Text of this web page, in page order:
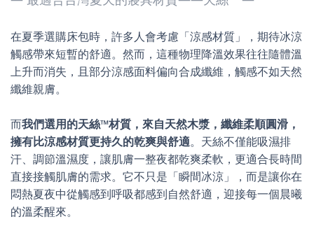
在夏季選購床包時，許多人會考慮「涼感材質」，期待冰涼
觸感帶來短暫的舒適。然而，這種物理降溫效果往往隨體溫
上升而消失，且部分涼感面料偏向合成纖維，觸感不如天然
纖維親膚。
而我們選用的天絲™材質，來自天然木漿，纖維柔順圓滑，
擁有比涼感材質更持久的乾爽與舒適。天絲不僅能吸濕排
汗、調節溫濕度，讓肌膚一整夜都乾爽柔軟，更適合長時間
直接接觸肌膚的需求。它不只是「瞬間冰涼」，而是讓你在
悶熱夏夜中從觸感到呼吸都感到自然舒適，迎接每一個晨曦
的溫柔醒來。